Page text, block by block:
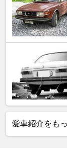
愛車紹介をも